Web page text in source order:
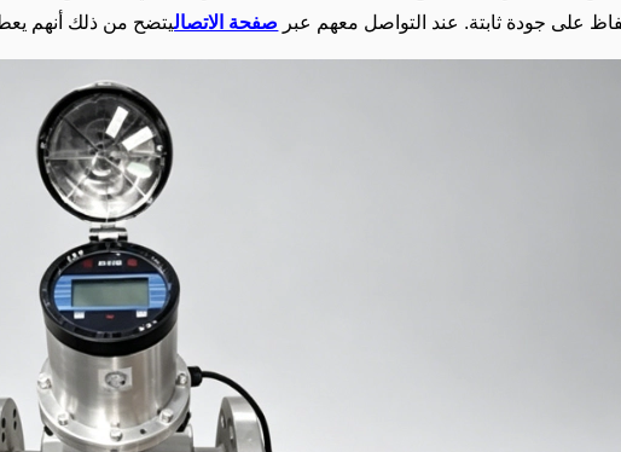
على جودة ثابتة. عند التواصل معهم عبر صفحة الاتصال